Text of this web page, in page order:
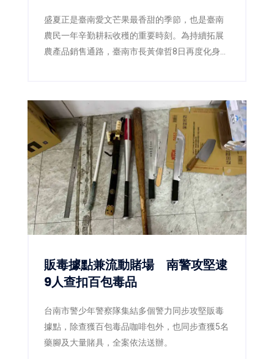
盛夏正是臺南愛文芒果最香甜的季節，也是臺南
農民一年辛勤耕耘收穫的重要時刻。為持續拓展
農產品銷售通路，臺南市長黃偉哲8日再度化身
愛文芒果，以最直接的方式向全國消費者介紹來
自產地的新鮮美味。直播活動推出的3,000公斤愛
文芒果甫開賣便迅速銷售一空，再次展現臺南芒
果在市場上的高人氣與品牌實力。
販毒據點兼流動賭場 南警攻堅逮
9人查扣百包毒品
台南市警少年警察隊集結多個警力同步攻堅販毒
據點，除查獲百包毒品咖啡包外，也同步查獲5名
藥腳及大量賭具，全案依法送辦。